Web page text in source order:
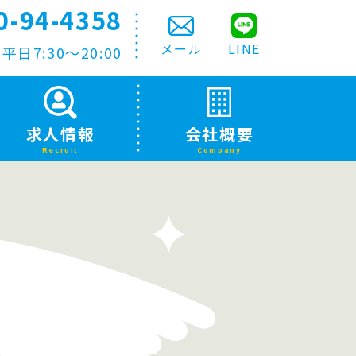
94-4358
日7:30〜20:00 LINE
メール
求人情報
Recruit
会社概要
Company